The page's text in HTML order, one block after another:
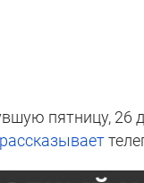
пятницу, 26
рассказывает